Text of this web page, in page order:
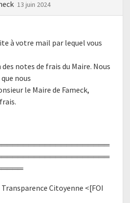
13 juin 2024
à votre mail par lequel vous
notes de frais du Maire. Nous
nous
le Maire de Fameck,
Citoyenne <[FOI